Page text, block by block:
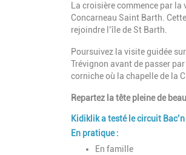
La croisière commence par
Concarneau Saint Barth.
rejoindre l’île de St Barth.
Poursuivez la visite guidée
Trévignon avant de passer
corniche où la chapelle de la
Repartez la tête pleine de
Kidiklik a testé le circuit
En pratique :
En famille